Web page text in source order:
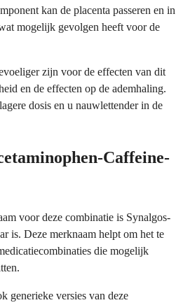
kan de placenta passeren en in
mogelijk gevolgen heeft voor de
zijn voor de effecten van dit
en de effecten op de ademhaling.
dosis en u nauwlettender in de
Caffeine-
voor deze combinatie is Synalgos-
is. Deze merknaam helpt om het te
die mogelijk
generieke versies van deze